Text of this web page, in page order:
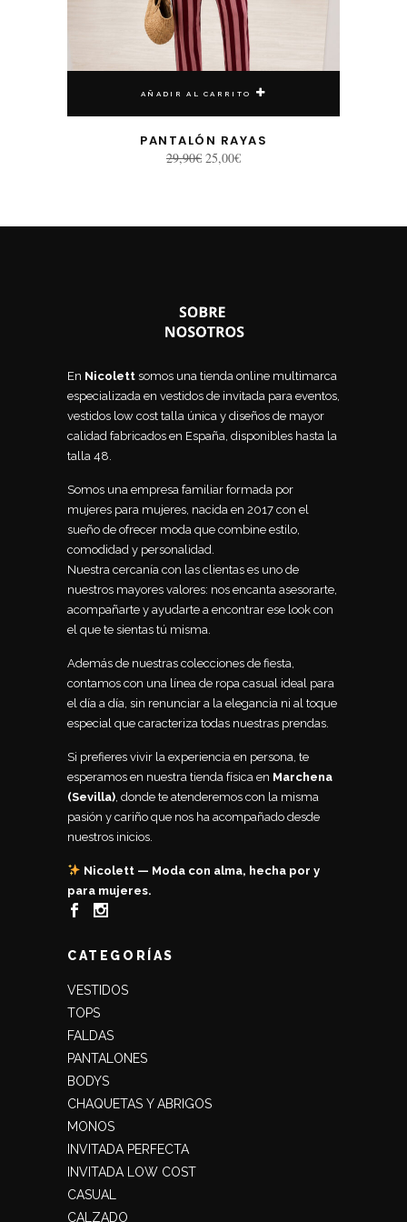
AÑADIR AL CARRITO
PANTALÓN RAYAS
29,90€ El
precio
25,00€El
En Nicolett somos una tienda online multimarca
especializada en vestidos de invitada para eventos,
vestidos low cost talla única y diseños de mayor
calidad fabricados en España, disponibles hasta la
talla 48.
Somos una empresa familiar formada por
mujeres para mujeres, nacida en 2017 con el
sueño de ofrecer moda que combine estilo,
comodidad y personalidad.
Nuestra cercanía con las clientas es uno de
nuestros mayores valores: nos encanta asesorarte,
acompañarte y ayudarte a encontrar ese look con
el que te sientas tú misma.
Además de nuestras colecciones de fiesta,
contamos con una línea de ropa casual ideal para
el día a día, sin renunciar a la elegancia ni al toque
especial que caracteriza todas nuestras prendas.
Si prefieres vivir la experiencia en persona, te
esperamos en nuestra tienda física en Marchena
(Sevilla) , donde te atenderemos con la misma
pasión y cariño que nos ha acompañado desde
nuestros inicios.
Nicolett — Moda con alma, hecha por y
para mujeres.
CATEGORÍAS
VESTIDOS
TOPS
FALDAS
PANTALONES
BODYS
CHAQUETAS Y ABRIGOS
MONOS
INVITADA PERFECTA
INVITADA LOW COST
CASUAL
CALZADO